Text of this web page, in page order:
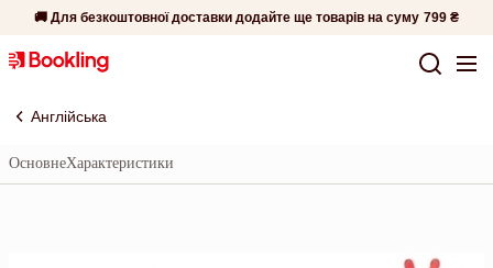
🚚 Для безкоштовної доставки додайте ще товарів на суму 799 ₴
Англійська
ОсновнеХарактеристики